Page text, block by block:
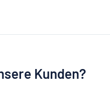
Kunden?